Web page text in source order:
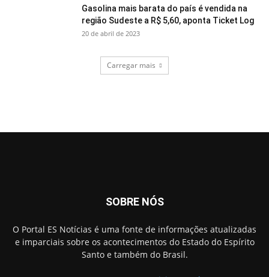
Gasolina mais barata do país é vendida na
região Sudeste a R$ 5,60, aponta Ticket Log
20 de abril de 2023
Carregar mais
SOBRE NÓS
O Portal ES Notícias é uma fonte de informações atualizadas
e imparciais sobre os acontecimentos do Estado do Espírito
Santo e também do Brasil.